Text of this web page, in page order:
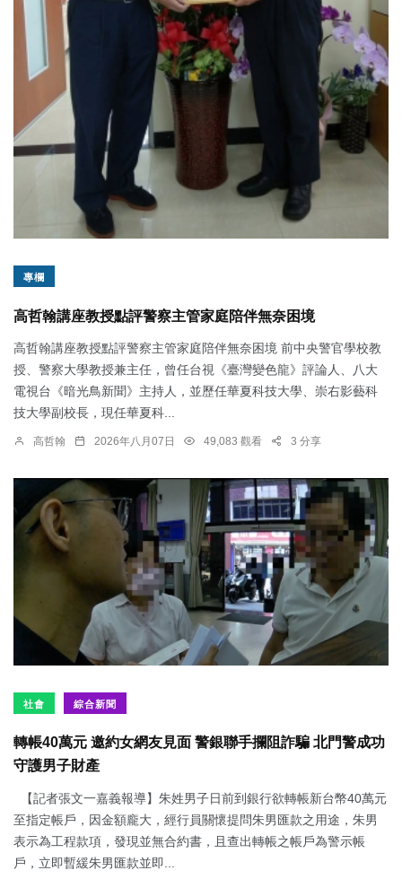
專欄
高哲翰講座教授點評警察主管家庭陪伴無奈困境
高哲翰講座教授點評警察主管家庭陪伴無奈困境 前中央警官學校教
授、警察大學教授兼主任，曾任台視《臺灣變色龍》評論人、八大
電視台《暗光鳥新聞》主持人，並歷任華夏科技大學、崇右影藝科
技大學副校長，現任華夏科...
高哲翰 2026年八月07日 49,083 觀看 3 分享
社會 綜合新聞
轉帳40萬元 邀約女網友見面 警銀聯手攔阻詐騙 北門警成功
守護男子財產
【記者張文一嘉義報導】朱姓男子日前到銀行欲轉帳新台幣40萬元
至指定帳戶，因金額龐大，經行員關懷提問朱男匯款之用途，朱男
表示為工程款項，發現並無合約書，且查出轉帳之帳戶為警示帳
戶，立即暫緩朱男匯款並即...